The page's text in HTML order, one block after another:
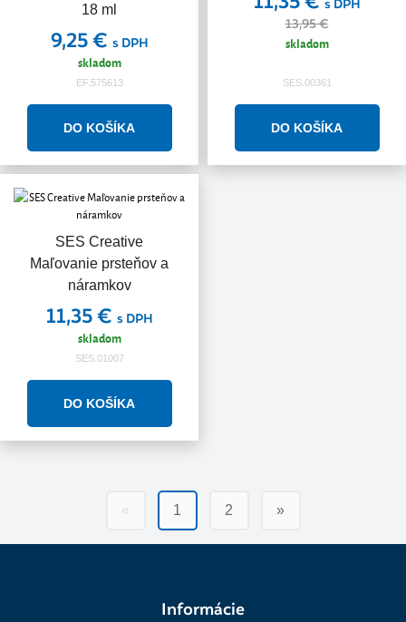
18 ml
9,25 € s DPH
skladom
EF.575613
s DPH
13,95 €
skladom
SES.00361
SES Creative
Maľovanie prsteňov a
náramkov
11,35 € s DPH
skladom
SES.01007
« 1 2 »
Informácie